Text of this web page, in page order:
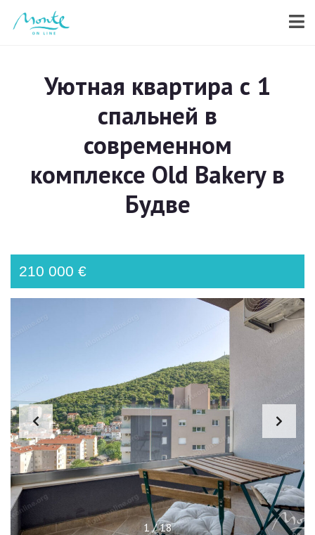
Уютная квартира с 1
спальней в
современном
комплексе Old Bakery в
Будве
210 000 €
1/18